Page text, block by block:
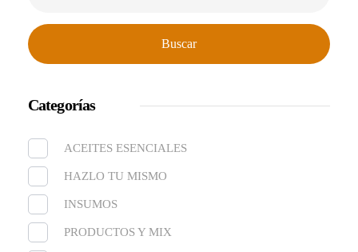
Buscar
Categorías
ACEITES ESENCIALES
HAZLO TU MISMO
INSUMOS
PRODUCTOS Y MIX